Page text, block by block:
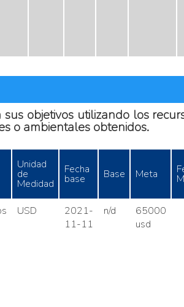
objetivos utilizando los
o ambientales obtenidos.
Unidad
de
Medidad
Fecha
base Base Meta
USD
2021-
11-11
n/d
65000
usd